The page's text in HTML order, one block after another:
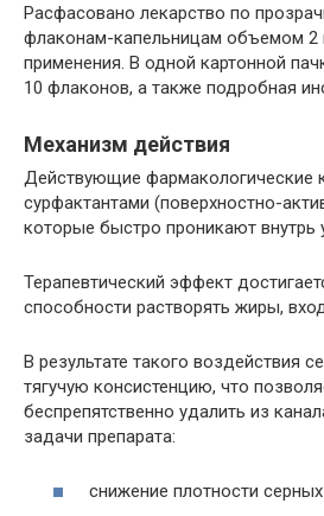
Расфасовано лекарство по
флаконам-капельницам объемом 2
применения. В одной картонной
10 флаконов, а также подробная
Механизм действия
Действующие фармакологические
сурфактантами (поверхностно-
которые быстро проникают внутрь
Терапевтический эффект
способности растворять жиры,
В результате такого воздействия
тягучую консистенцию, что
беспрепятственно удалить из
задачи препарата:
снижение плотности